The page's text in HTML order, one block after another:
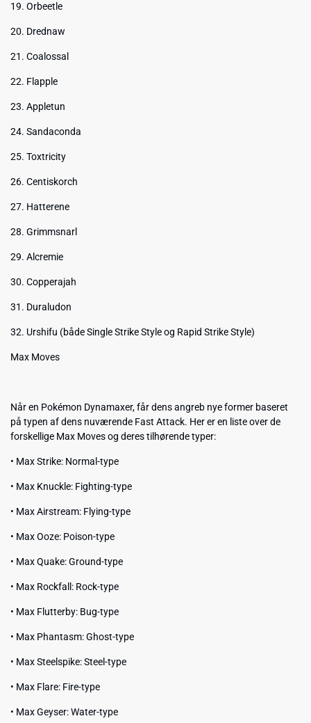
19. Orbeetle
20. Drednaw
21. Coalossal
22. Flapple
23. Appletun
24. Sandaconda
25. Toxtricity
26. Centiskorch
27. Hatterene
28. Grimmsnarl
29. Alcremie
30. Copperajah
31. Duraludon
32. Urshifu (både Single Strike Style og Rapid Strike Style)
Max Moves
Når en Pokémon Dynamaxer, får dens angreb nye former baseret
på typen af dens nuværende Fast Attack. Her er en liste over de
forskellige Max Moves og deres tilhørende typer:
• Max Strike: Normal-type
• Max Knuckle: Fighting-type
• Max Airstream: Flying-type
• Max Ooze: Poison-type
• Max Quake: Ground-type
• Max Rockfall: Rock-type
• Max Flutterby: Bug-type
• Max Phantasm: Ghost-type
• Max Steelspike: Steel-type
• Max Flare: Fire-type
• Max Geyser: Water-type